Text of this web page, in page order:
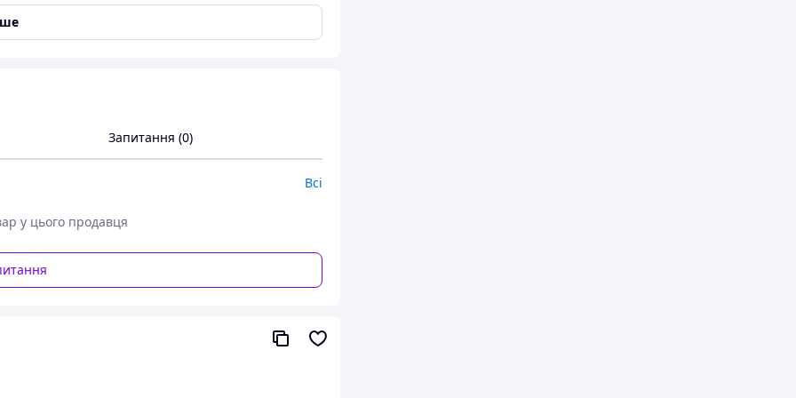
(різнокольоровою) стрічкою. Контролер
свічення, статичні та динамічні режими зміни
дистанційного керування (йде в комплекті).
Запитання (0)
Всі
у цього продавця